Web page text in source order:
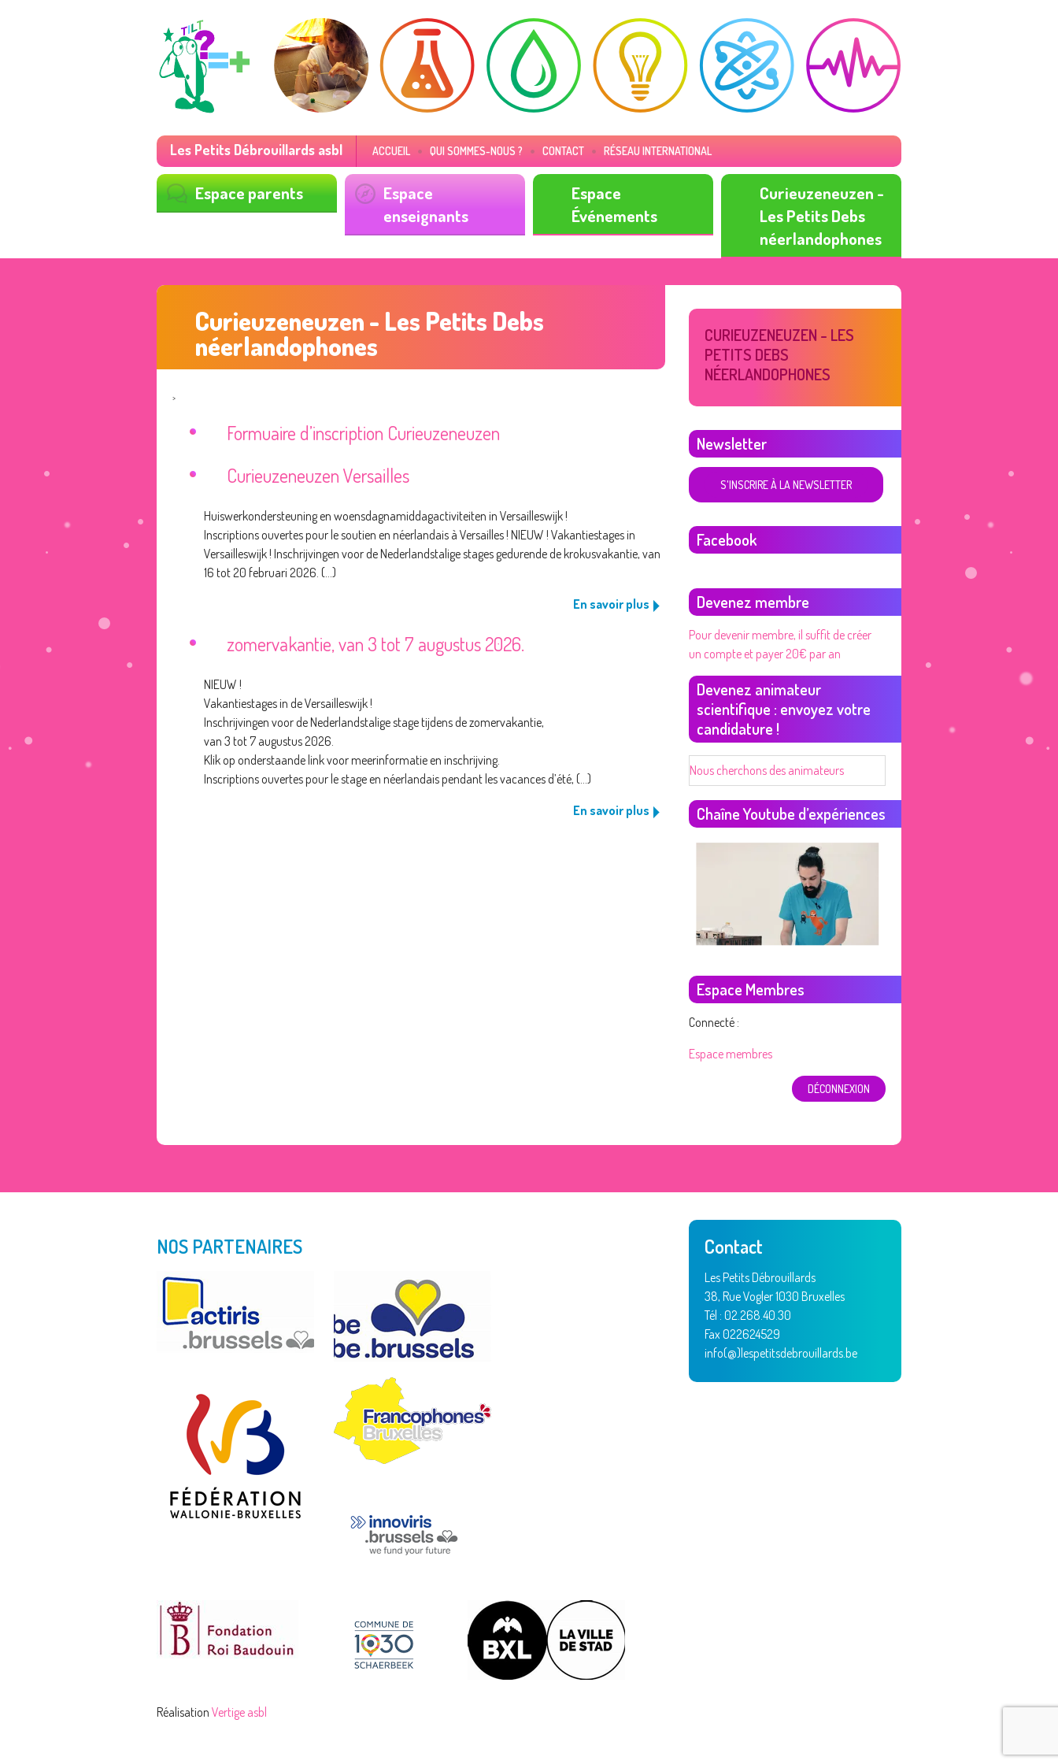
Les Petits Débrouillards asbl ACCUEIL QUI SOMMES-NOUS ? CONTACT RÉSEAU INTERNATIONAL
Espace parents
Espace
enseignants
Espace
Événements
Curieuzeneuzen -
Les Petits Debs
néerlandophones
Curieuzeneuzen - Les Petits Debs
néerlandophones
>
Formuaire d’inscription Curieuzeneuzen
Curieuzeneuzen Versailles
Huiswerkondersteuning en woensdagnamiddagactiviteiten in Versailleswijk !
Inscriptions ouvertes pour le soutien en néerlandais à Versailles ! NIEUW ! Vakantiestages in
Versailleswijk ! Inschrijvingen voor de Nederlandstalige stages gedurende de krokusvakantie, van
16 tot 20 februari 2026. (...)
En savoir plus
zomervakantie, van 3 tot 7 augustus 2026.
NIEUW !
Vakantiestages in de Versailleswijk !
Inschrijvingen voor de Nederlandstalige stage tijdens de zomervakantie,
van 3 tot 7 augustus 2026.
Klik op onderstaande link voor meerinformatie en inschrijving.
Inscriptions ouvertes pour le stage en néerlandais pendant les vacances d’été, (...)
En savoir plus
CURIEUZENEUZEN - LES
PETITS DEBS
NÉERLANDOPHONES
Newsletter
S'INSCRIRE À LA NEWSLETTER
Facebook
Devenez membre
Pour devenir membre, il suffit de créer
un compte et payer 20€ par an
Devenez animateur
scientifique : envoyez votre
candidature !
Nous cherchons des animateurs
Chaîne Youtube d’expériences
Espace Membres
Connecté :
Espace membres
DÉCONNEXION
NOS PARTENAIRES Contact
Les Petits Débrouillards
38, Rue Vogler 1030 Bruxelles
Tél : 02.268.40.30
Fax 022624529
info(@)lespetitsdebrouillards.be
Réalisation Vertige asbl